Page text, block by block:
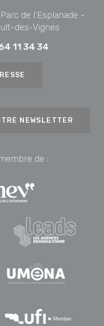
de l’Esplanade -
des-Vignes
11 34 34
NEWSLETTER
de :